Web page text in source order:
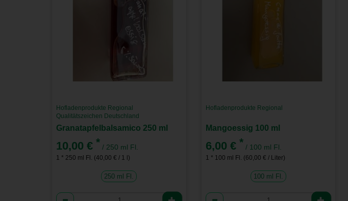
Hofladenprodukte Regional
Qualitätszeichen Deutschland
Granatapfelbalsamico 250 ml
10,00 € * / 250 ml Fl.
1 * 250 ml Fl. (40,00 € / 1 l)
250 ml Fl.
Anzahl
Hofladenprodukte Regional
Mangoessig 100 ml
6,00 €* / 100 ml Fl.
1 * 100 ml Fl. (60,00 € / Liter)
100 ml Fl.
Anzahl